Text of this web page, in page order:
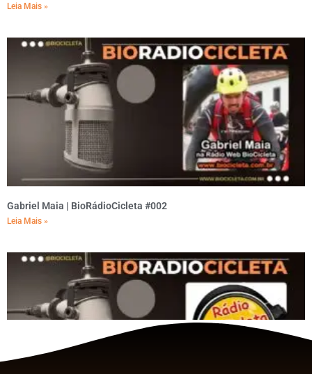
Leia Mais »
Gabriel Maia | BioRádioCicleta #002
Leia Mais »